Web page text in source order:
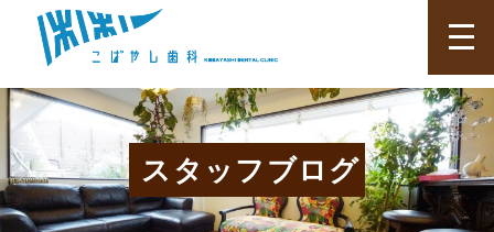
スタッフブログ